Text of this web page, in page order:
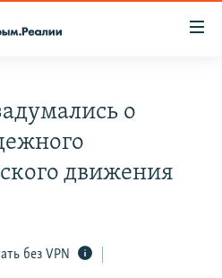
ИСТОРИЙ СОПРОТИВЛЕНИЯ
о
движения
без VPN